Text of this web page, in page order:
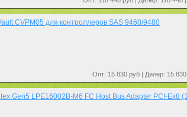
CVPM05 для контроллеров SAS 9460/9480
Опт: 15 830 руб | Дилер: 15
Gen5 LPE16002B-M6 FC Host Bus Adapter PCI-Ex8